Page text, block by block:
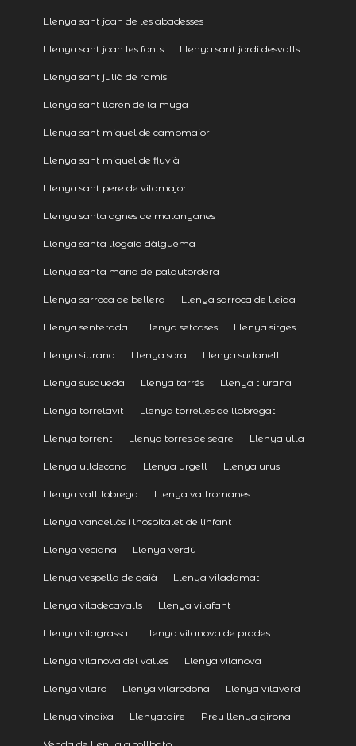
Llenya sant joan de les abadesses
Llenya sant joan les fonts Llenya sant jordi desvalls
Llenya sant julià de ramis
Llenya sant lloren de la muga
Llenya sant miquel de campmajor
Llenya sant miquel de fluvià
Llenya sant pere de vilamajor
Llenya santa agnes de malanyanes
Llenya santa llogaia dàlguema
Llenya santa maria de palautordera
Llenya sarroca de bellera Llenya sarroca de lleida
Llenya senterada Llenya setcases Llenya sitges
Llenya siurana Llenya sora Llenya sudanell
Llenya susqueda Llenya tarrés Llenya tiurana
Llenya torrelavit Llenya torrelles de llobregat
Llenya torrent Llenya torres de segre Llenya ulla
Llenya ulldecona Llenya urgell Llenya urus
Llenya vallllobrega Llenya vallromanes
Llenya vandellòs i lhospitalet de linfant
Llenya veciana Llenya verdú
Llenya vespella de gaià Llenya viladamat
Llenya viladecavalls Llenya vilafant
Llenya vilagrassa Llenya vilanova de prades
Llenya vilanova del valles Llenya vilanova
Llenya vilaro Llenya vilarodona Llenya vilaverd
Llenya vinaixa Llenyataire Preu llenya girona